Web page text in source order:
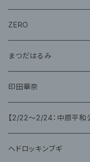
グッズ
グッズ
ZERO
グッズ
CD
まつだはるみ
CD
グッズ
印田華奈
グッズ
【2/22〜2/24：中原平和
藤咲ゆみ
ヘドロッキンブギ